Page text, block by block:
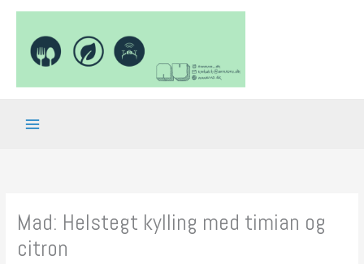
indholdet
Mad: Helstegt kylling med timian og
citron